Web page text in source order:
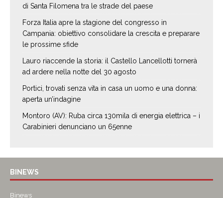
di Santa Filomena tra le strade del paese
Forza Italia apre la stagione del congresso in
Campania: obiettivo consolidare la crescita e preparare
le prossime sfide
Lauro riaccende la storia: il Castello Lancellotti tornerà
ad ardere nella notte del 30 agosto
Portici, trovati senza vita in casa un uomo e una donna:
aperta un’indagine
Montoro (AV): Ruba circa 130mila di energia elettrica – i
Carabinieri denunciano un 65enne
BINEWS
Binews